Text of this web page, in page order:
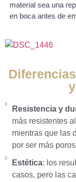
material sea una
en boca antes de
Resistencia y
más resistentes
mientras que las
por ser más
Estética: los
casos, pero las